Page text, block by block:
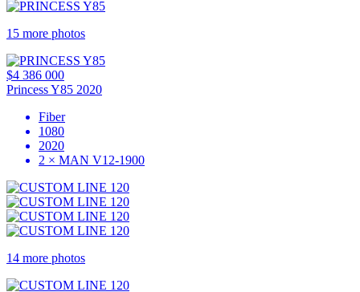
15 more photos
$4 386 000
Princess Y85 2020
Fiber
1080
2020
2 × MAN V12-1900
14 more photos